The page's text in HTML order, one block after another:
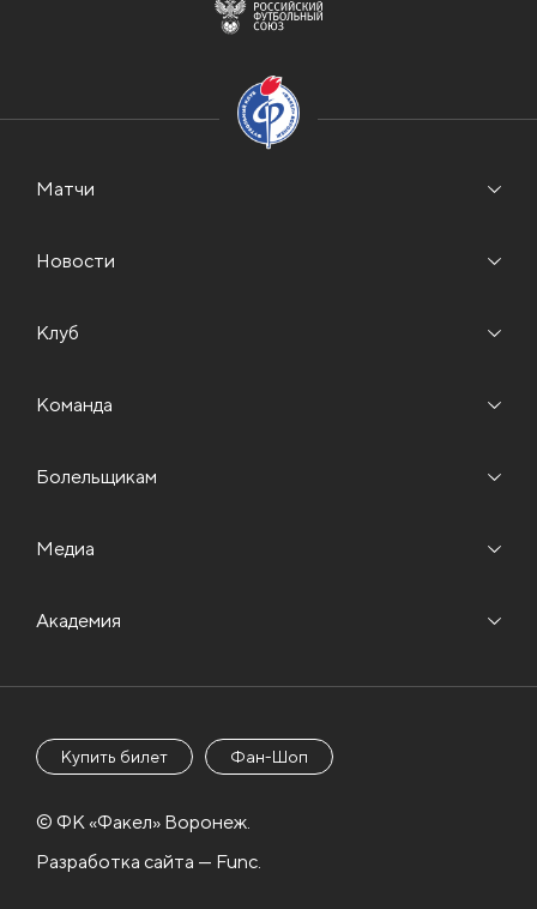
Матчи
Новости
Клуб
Команда
Болельщикам
Медиа
Академия
Купить билет Фан-Шоп
© ФК «Факел» Воронеж.
Разработка сайта — Func.